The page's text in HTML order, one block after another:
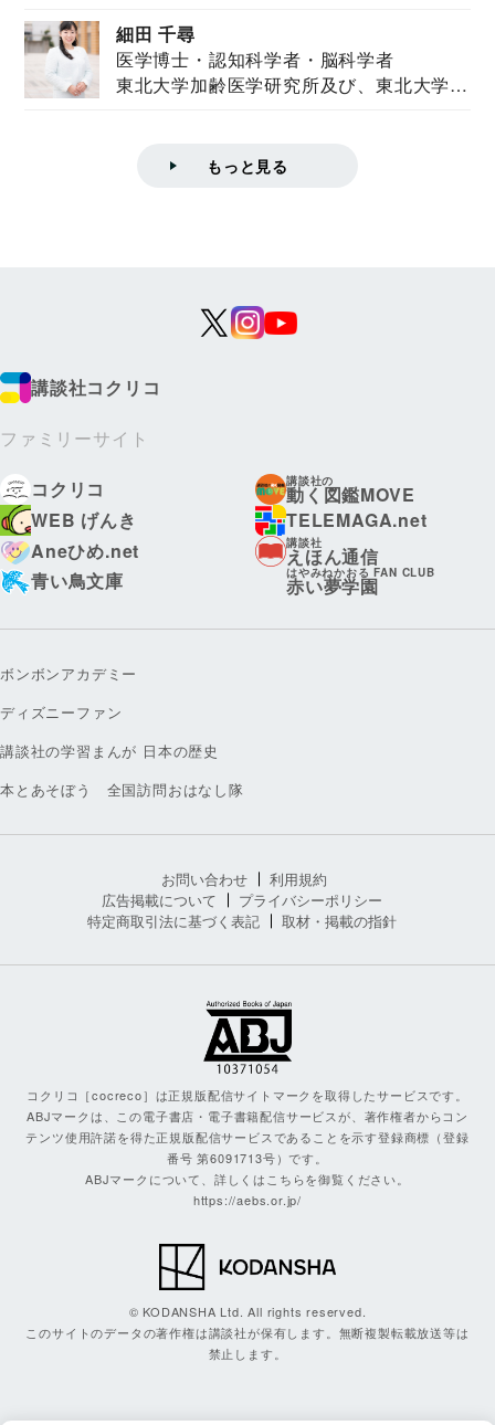
細田 千尋
医学博士・認知科学者・脳科学者
東北大学加齢医学研究所及び、東北大学大
もっと見る
講談社コクリコ
ファミリーサイト
コクリコ
講談社の
動く図鑑MOVE
WEB げんき
TELEMAGA.net
Aneひめ.net
講談社
えほん通信
青い鳥文庫
はやみねかおる FAN CLUB
赤い夢学園
ボンボンアカデミー
ディズニーファン
講談社の学習まんが 日本の歴史
本とあそぼう 全国訪問おはなし隊
お問い合わせ
利用規約
広告掲載について
プライバシーポリシー
特定商取引法に基づく表記
取材・掲載の指針
コクリコ［cocreco］は正規版配信サイトマークを取得したサービスです。
ABJマークは、この電子書店・電子書籍配信サービスが、著作権者からコン
テンツ使用許諾を得た正規版配信サービスであることを示す登録商標（登録
番号 第6091713号）です。
ABJマークについて、詳しくはこちらを御覧ください。
https://aebs.or.jp/
© KODANSHA Ltd. All rights reserved.
このサイトのデータの著作権は講談社が保有します。無断複製転載放送等は
禁止します。